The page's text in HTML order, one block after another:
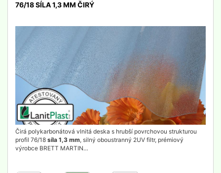
76/18 SÍLA 1,3 MM ČIRÝ
Čirá polykarbonátová vlnitá deska s hrubší povrchovou strukturou
profil 76/18 síla 1,3 mm, silný oboustranný 2UV filtr, prémiový
výrobce BRETT MARTIN…